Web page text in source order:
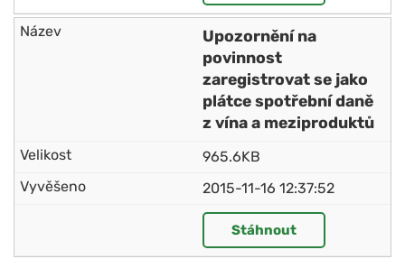
Upozornění na
povinnost
zaregistrovat se jako
plátce spotřební daně
z vína a meziproduktů
965.6KB
2015-11-16 12:37:52
Stáhnout